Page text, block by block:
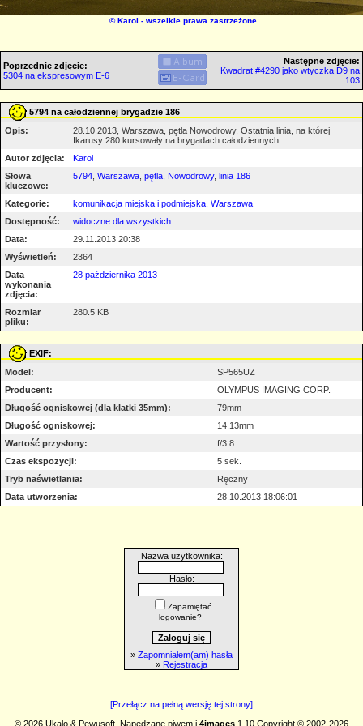
©Karol - wszelkie prawa zastrzeżone.
Poprzednie zdjęcie:
5304 na ekspresowym E-6
Następne zdjęcie:
Kwadrat #4290 jako wtyczka D9 na
103
5794 na całodziennej brygadzie 186
Opis:
28.10.2013, Warszawa, pętla Nowodrowy. Ostatnia linia, na której
Ikarusy 280 kursowały na brygadach całodziennych.
Autor zdjęcia:
Karol
Słowa
kluczowe:
5794 Warszawa pętla Nowodrowy, linia 186
Kategorie: komunikacja miejska i podmiejska Warszawa
Dostępność:
widoczne dla wszystkich
Data:
29.11.2013 20:38
Wyświetleń:
2364
Data
wykonania
zdjęcia:
28 października 2013
Rozmiar
pliku:
280.5 KB
EXIF:
Model:
SP565UZ
Producent:
OLYMPUS IMAGING CORP.
Długość ogniskowej (dla klatki 35mm):
79mm
Długość ogniskowej:
14.13mm
Wartość przysłony:
f/3.8
Czas ekspozycji:
5 sek.
Tryb naświetlania:
Ręczny
Data utworzenia:
28.10.2013 18:06:01
Nazwa użytkownika:
Hasło:
Zapamiętać
logowanie?
» Zapomniałem(am) hasła
» Rejestracja
[Przełącz na pełną wersję tej strony]
© 2026 Ukalo & Pewusoft. Napędzane piwem i 4images 1.10 Copyright © 2002-2026